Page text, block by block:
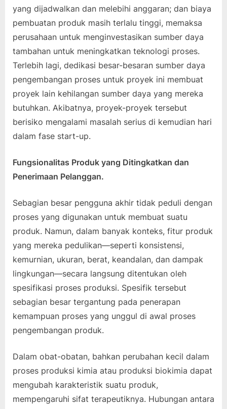
yang dijadwalkan dan melebihi anggaran; dan biaya
pembuatan produk masih terlalu tinggi, memaksa
perusahaan untuk menginvestasikan sumber daya
tambahan untuk meningkatkan teknologi proses.
Terlebih lagi, dedikasi besar-besaran sumber daya
pengembangan proses untuk proyek ini membuat
proyek lain kehilangan sumber daya yang mereka
butuhkan. Akibatnya, proyek-proyek tersebut
berisiko mengalami masalah serius di kemudian hari
dalam fase start-up.
Fungsionalitas Produk yang Ditingkatkan dan
Penerimaan Pelanggan.
Sebagian besar pengguna akhir tidak peduli dengan
proses yang digunakan untuk membuat suatu
produk. Namun, dalam banyak konteks, fitur produk
yang mereka pedulikan—seperti konsistensi,
kemurnian, ukuran, berat, keandalan, dan dampak
lingkungan—secara langsung ditentukan oleh
spesifikasi proses produksi. Spesifik tersebut
sebagian besar tergantung pada penerapan
kemampuan proses yang unggul di awal proses
pengembangan produk.
Dalam obat-obatan, bahkan perubahan kecil dalam
proses produksi kimia atau produksi biokimia dapat
mengubah karakteristik suatu produk,
mempengaruhi sifat terapeutiknya. Hubungan antara